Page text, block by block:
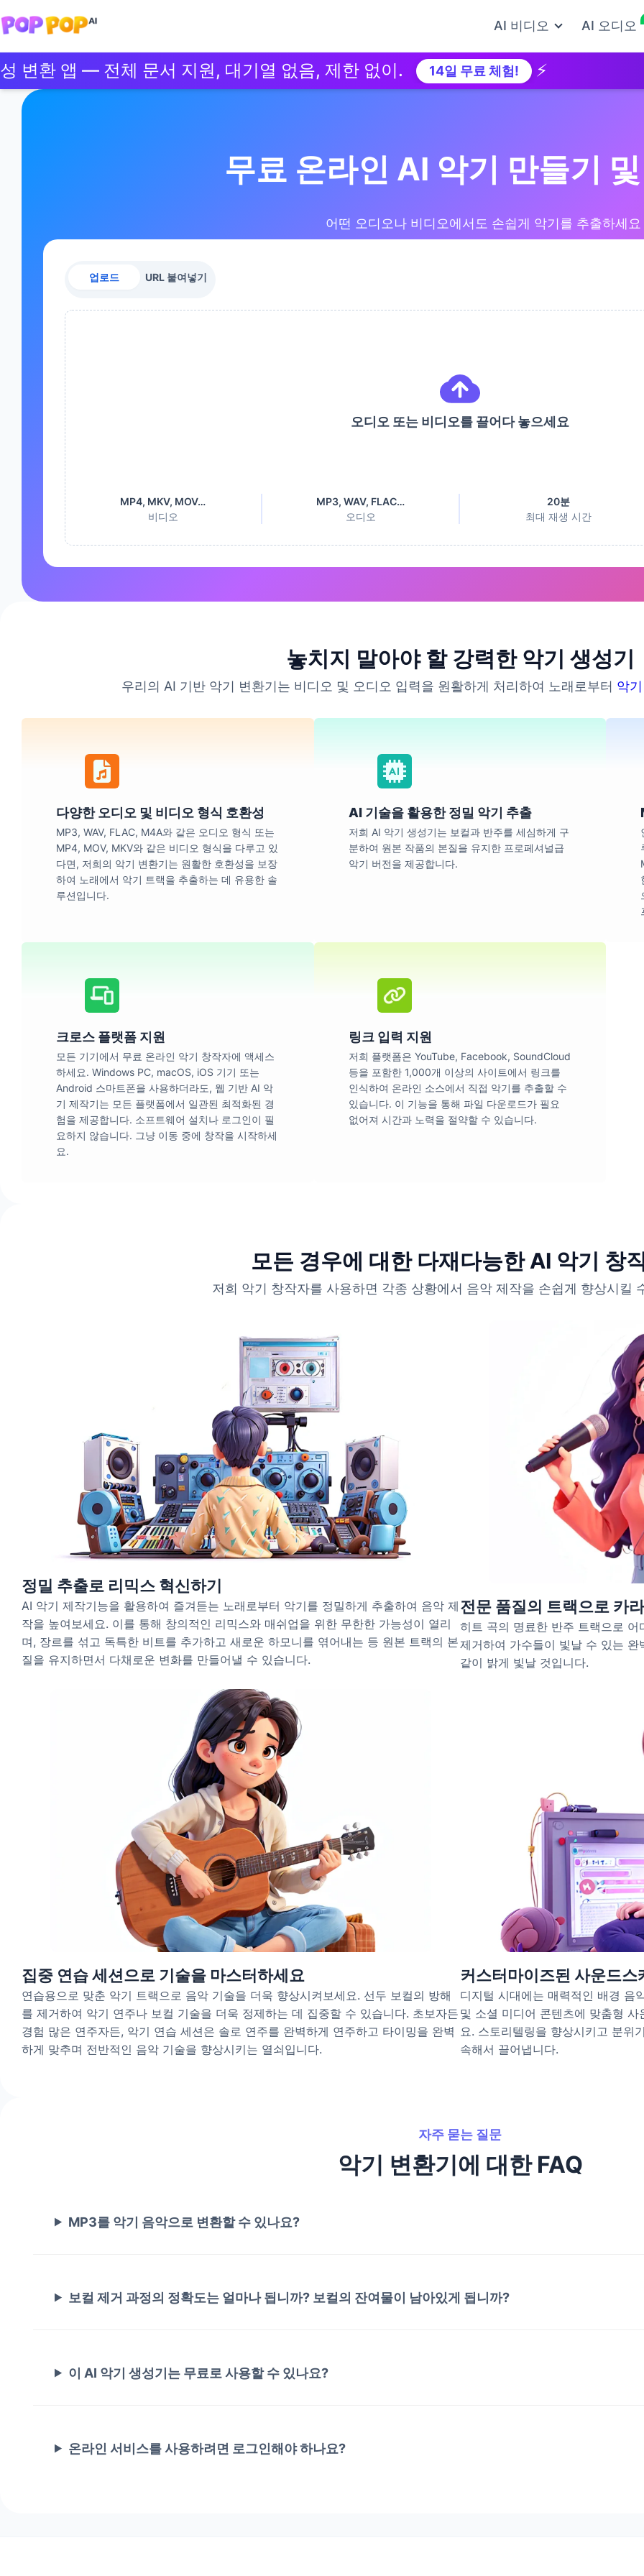
AI 비디오 AI 오디오
— 전체 문서 지원, 대기열 없음, 제한 없이. 14일 무료 체험! ⚡
무료 온라인 AI 악기 만들기
어떤 오디오나 비디오에서도 손쉽게 악기를 추출하세요
업로드 URL 붙여넣기
오디오 또는 비디오를 끌어다 놓으세요
MP4, MKV, MOV…
비디오
MP3, WAV, FLAC…
오디오
20분
최대 재생 시간
놓치지 말아야 할 강력한 악기 생성기
우리의 AI 기반 악기 변환기는 비디오 및 오디오 입력을 원활하게 처리하여 노래로부터 악
다양한 오디오 및 비디오 형식 호환성
MP3, WAV, FLAC, M4A와 같은 오디오 형식 또는
MP4, MOV, MKV와 같은 비디오 형식을 다루고 있
다면, 저희의 악기 변환기는 원활한 호환성을 보장
하여 노래에서 악기 트랙을 추출하는 데 유용한 솔
루션입니다.
AI 기술을 활용한 정밀 악기 추출
저희 AI 악기 생성기는 보컬과 반주를 세심하게 구
분하여 원본 작품의 본질을 유지한 프로페셔널급
악기 버전을 제공합니다.
크로스 플랫폼 지원
모든 기기에서 무료 온라인 악기 창작자에 액세스
하세요. Windows PC, macOS, iOS 기기 또는
Android 스마트폰을 사용하더라도, 웹 기반 AI 악
기 제작기는 모든 플랫폼에서 일관된 최적화된 경
험을 제공합니다. 소프트웨어 설치나 로그인이 필
요하지 않습니다. 그냥 이동 중에 창작을 시작하세
요.
링크 입력 지원
저희 플랫폼은 YouTube, Facebook, SoundCloud
등을 포함한 1,000개 이상의 사이트에서 링크를
인식하여 온라인 소스에서 직접 악기를 추출할 수
있습니다. 이 기능을 통해 파일 다운로드가 필요
없어져 시간과 노력을 절약할 수 있습니다.
모든 경우에 대한 다재다능한 AI 악기 창
저희 악기 창작자를 사용하면 각종 상황에서 음악 제작을 손쉽게 향상시킬
정밀 추출로 리믹스 혁신하기
AI 악기 제작기능을 활용하여 즐겨듣는 노래로부터 악기를 정밀하게 추출하여 음악 제
작을 높여보세요. 이를 통해 창의적인 리믹스와 매쉬업을 위한 무한한 가능성이 열리
며, 장르를 섞고 독특한 비트를 추가하고 새로운 하모니를 엮어내는 등 원본 트랙의 본
질을 유지하면서 다채로운 변화를 만들어낼 수 있습니다.
전문 품질의 트랙으로 카
히트 곡의 명료한 반주 트랙으로
제거하여 가수들이 빛날 수 있는
같이 밝게 빛날 것입니다.
집중 연습 세션으로 기술을 마스터하세요
연습용으로 맞춘 악기 트랙으로 음악 기술을 더욱 향상시켜보세요. 선두 보컬의 방해
를 제거하여 악기 연주나 보컬 기술을 더욱 정제하는 데 집중할 수 있습니다. 초보자든
경험 많은 연주자든, 악기 연습 세션은 솔로 연주를 완벽하게 연주하고 타이밍을 완벽
하게 맞추며 전반적인 음악 기술을 향상시키는 열쇠입니다.
커스터마이즈된 사운드
디지털 시대에는 매력적인 배경 음
및 소셜 미디어 콘텐츠에 맞춤형
요. 스토리텔링을 향상시키고 분위
속해서 끌어냅니다.
자주 묻는 질문
악기 변환기에 대한 FAQ
MP3를 악기 음악으로 변환할 수 있나요?
보컬 제거 과정의 정확도는 얼마나 됩니까? 보컬의 잔여물이 남아있게 됩니까?
이 AI 악기 생성기는 무료로 사용할 수 있나요?
온라인 서비스를 사용하려면 로그인해야 하나요?